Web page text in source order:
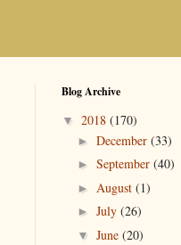
Blog Archive
▼ 2018 (170)
► December (33)
► September (40)
► August (1)
► July (26)
▼ June (20)